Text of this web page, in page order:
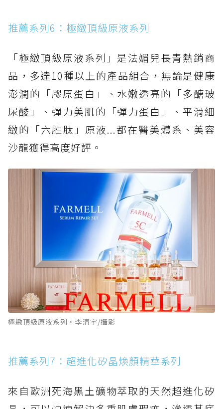
推薦系列6：極緻頂級原液系列
「極緻頂級原液系列」是法媚兒長青熱銷商
品，多達10種以上的產品組合，無論是健康
澎潤的「膠原蛋白」、水嫩透亮的「多醣玻
尿酸」、彈力美肌的「彈力蛋白」、平滑細
緻的「六胜肽」原液...都在醫美體系、美容
沙龍獲得高度好評。
極緻頂級原液系列。李清宇/攝影
推薦系列7：超進化矽晶煥顏精華系列
來自歐洲死海黑土礦物萃取的天然超進化矽